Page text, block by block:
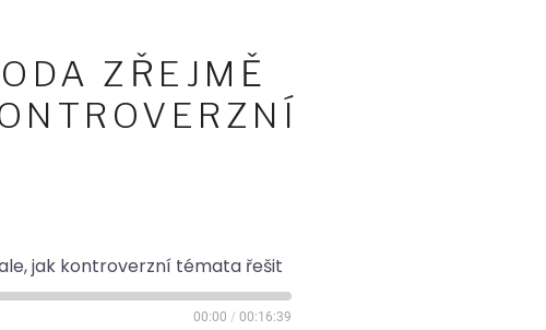
ZŘEJMĚ
jak kontroverzní témata řešit
00:00 / 00:16:39